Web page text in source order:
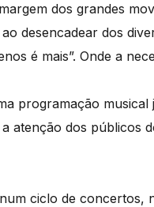
dos grandes
desencadear dos
é mais”. Onde a
programação
atenção dos públicos
ciclo de concertos,